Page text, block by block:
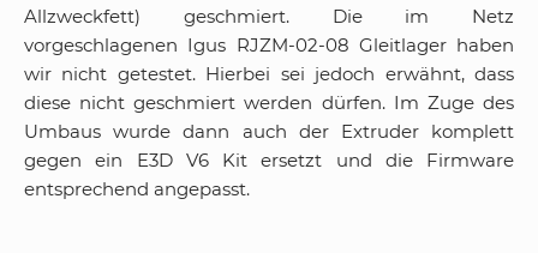
Allzweckfett) geschmiert. Die im Netz
vorgeschlagenen Igus RJZM-02-08 Gleitlager haben
wir nicht getestet. Hierbei sei jedoch erwähnt, dass
diese nicht geschmiert werden dürfen. Im Zuge des
Umbaus wurde dann auch der Extruder komplett
gegen ein E3D V6 Kit ersetzt und die Firmware
entsprechend angepasst.